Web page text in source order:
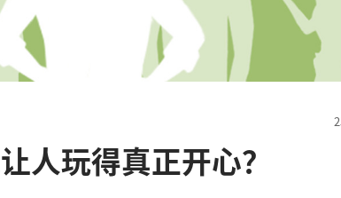
人玩得真正开心？